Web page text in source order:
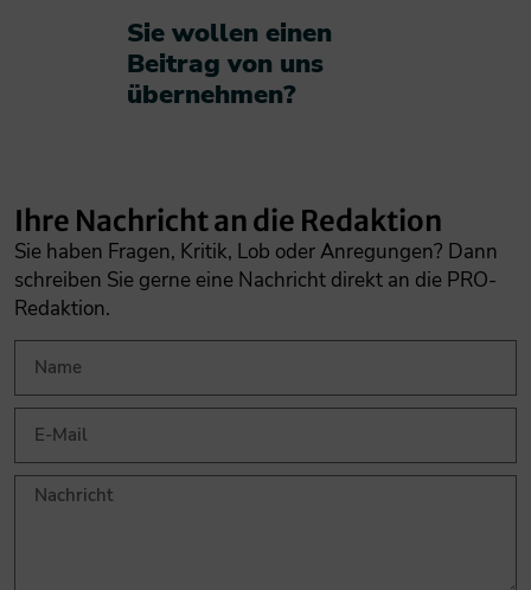
Sie wollen einen
Beitrag von uns
übernehmen?​
Ihre Nachricht an die Redaktion
Sie haben Fragen, Kritik, Lob oder Anregungen? Dann
schreiben Sie gerne eine Nachricht direkt an die PRO-
Redaktion.